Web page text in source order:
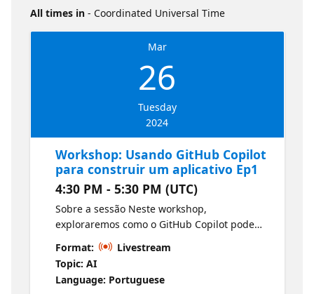
All times in - Coordinated Universal Time
Mar
26
Tuesday
2024
Workshop: Usando GitHub Copilot
para construir um aplicativo Ep1
4:30 PM - 5:30 PM (UTC)
Sobre a sessão Neste workshop,
exploraremos como o GitHub Copilot pode
ser usado para acelerar o desenvolvimento e
a implantação de um aplicativo Node.js.
Links de Referência
https://moaw.dev/workshop/gh:azure-
Format:
Livestream
Topic: AI
Language: Portuguese